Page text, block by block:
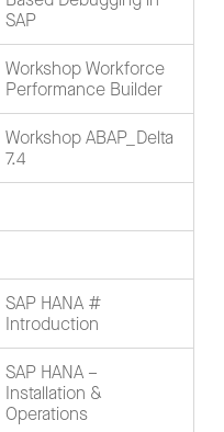
SAP
Workshop Workforce
Performance Builder
Workshop ABAP_Delta
7.4
SAP HANA #
Introduction
SAP HANA –
Installation &
Operations